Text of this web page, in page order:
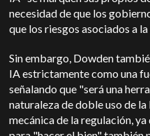
necesidad de que los
que los riesgos asociados a
Sin embargo, Dowden
IA estrictamente como una
señalando que "será una
naturaleza de doble uso de
mecánica de la regulación,